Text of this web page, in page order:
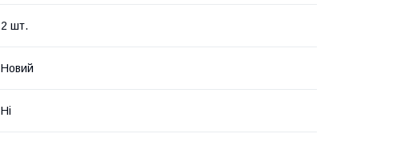
2 шт.
Новий
Ні